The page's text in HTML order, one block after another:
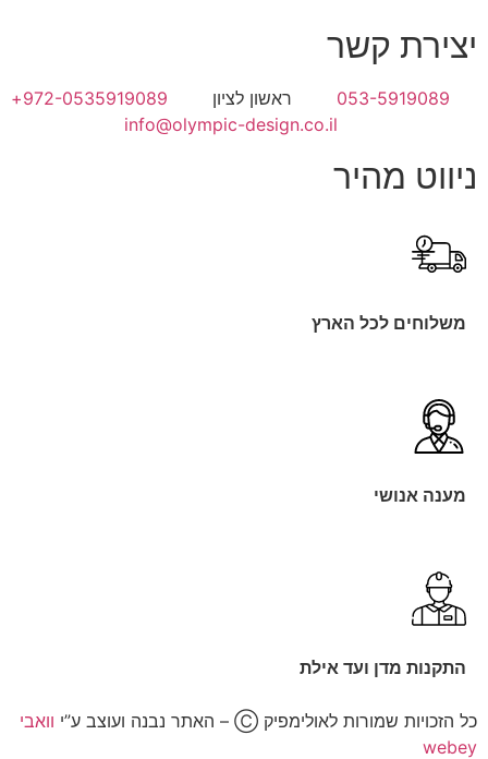
ניווט מהיר
משלוחים לכל הארץ
מענה אנושי
התקנות מדן ועד אילת
כל הזכויות שמורות לאולימפיק Ⓒ – האתר נבנה ועוצב ע”י
וואבי
webey
יצירת קשר
053-5919089 ראשון לציון
972-0535919089+
info@olympic-design.co.il